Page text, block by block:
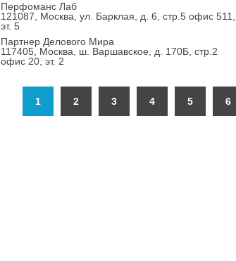
Перфоманс Лаб
121087, Москва, ул. Барклая, д. 6, стр.5 офис 511,
эт. 5
Партнер Делового Мира
117405, Москва, ш. Варшавское, д. 170Б, стр.2
офис 20, эт. 2
1 2 3 4 5 6